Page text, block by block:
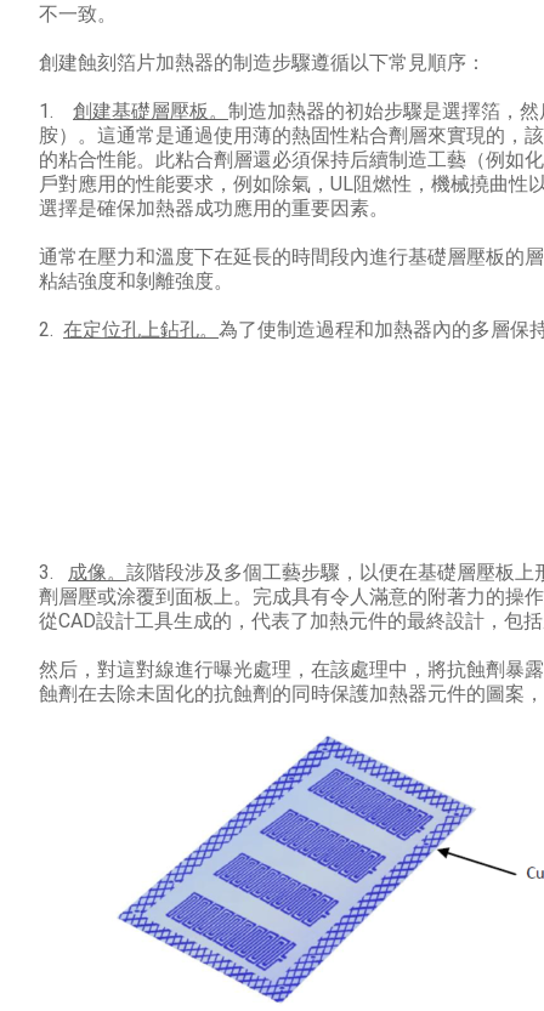
不一致。
創建蝕刻箔片加熱器的制造步驟遵循以下常見順序：
1. 創建基礎層壓板。 制造加熱器的初始步驟是選擇箔，
胺）。 這通常是通過使用薄的熱固性粘合劑層來實現的，
的粘合性能。 此粘合劑層還必須保持后續制造工藝（例如
戶對應用的性能要求，例如除氣，UL阻燃性，機械撓曲性
選擇是確保加熱器成功應用的重要因素。
通常在壓力和溫度下在延長的時間段內進行基礎層壓板的
粘結強度和剝離強度。
2. 在定位孔上鉆孔。 為了使制造過程和加熱器內的多層保
3. 成像。 該階段涉及多個工藝步驟，以便在基礎層壓板上
劑層壓或涂覆到面板上。 完成具有令人滿意的附著力的操
從CAD設計工具生成的，代表了加熱元件的最終設計，包
然后，對這對線進行曝光處理，在該處理中，將抗蝕劑暴
蝕劑在去除未固化的抗蝕劑的同時保護加熱器元件的圖案